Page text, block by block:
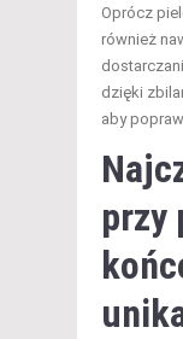
Oprócz
również
dzięki
aby
przy